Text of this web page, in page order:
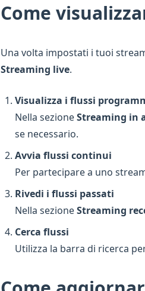
Come
Una volta impostati i tuoi
Streaming live.
Visualizza i flussi
Nella sezioneStreaming in
se necessario.
Avvia flussi continui
Per partecipare a uno
Rivedi i flussi passati
Nella sezioneStreaming
Cerca flussi
Utilizza la barra di ricerca